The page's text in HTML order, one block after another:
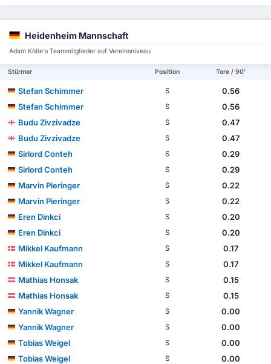
Heidenheim Mannschaft
Adam Kölle's Teammitglieder auf Vereinsniveau
Stürmer Position Tore / 90'
Stefan Schimmer S
0.56
Stefan Schimmer
S
0.56
Budu Zivzivadze
S
0.47
Budu Zivzivadze
S
0.47
Sirlord Conteh
S
0.29
Sirlord Conteh
S
0.29
Marvin Pieringer
S
0.22
Marvin Pieringer
S
0.22
Eren Dinkci
S
0.20
Eren Dinkci
S
0.20
Mikkel Kaufmann
S
0.17
Mikkel Kaufmann
S
0.17
Mathias Honsak
S
0.15
Mathias Honsak
S
0.15
Yannik Wagner
S
0.00
Yannik Wagner
S
0.00
Tobias Weigel
S
0.00
Tobias Weigel
S
0.00